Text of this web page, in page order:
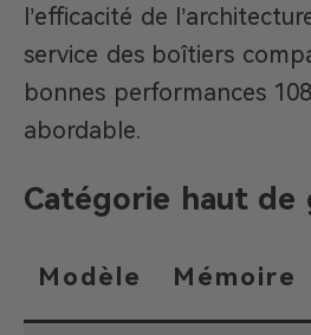
l’efficacité de
service des boîtiers
bonnes performances
abordable.
Catégorie haut de
Modèle Mémoire